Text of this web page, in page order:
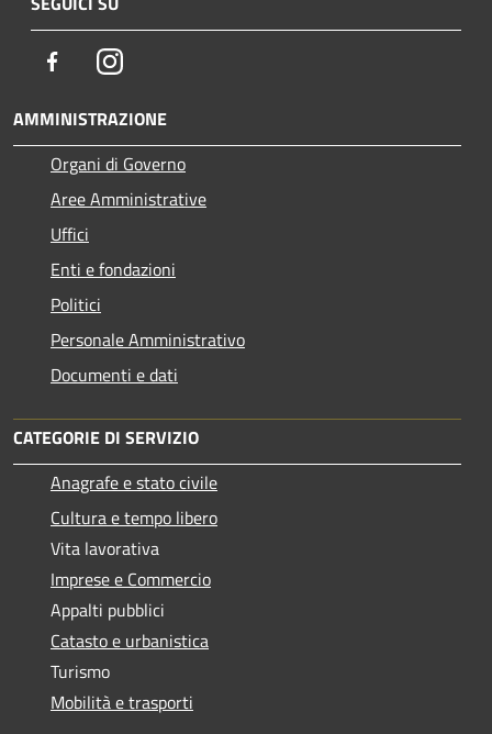
FacebookInstagram
AMMINISTRAZIONE
Organi di Governo
Aree Amministrative
Uffici
Enti e fondazioni
Politici
Personale Amministrativo
Documenti e dati
CATEGORIE DI SERVIZIO
Anagrafe e stato civile
Cultura e tempo libero
Vita lavorativa
Imprese e Commercio
Appalti pubblici
Catasto e urbanistica
Turismo
Mobilità e trasporti